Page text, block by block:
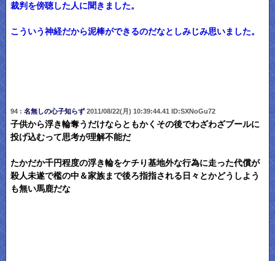
裁判を傍聴した人に聞きました。
こういう神経だから泥棒ができるのだなとしみじみ思いました。
94 : 名無しの心子知らず2011/08/22(月) 10:39:44.41 ID:SXNoGu72
子供から浮き輪奪うだけならともかくその後でわざわざブールに
投げ込むって思考が理解不能だ
たかだか千円程度の浮き輪をケチり基地外な行為に走った代償が
殺人未遂で檻の中＆家族まで後ろ指指される日々とかどうしよう
も無い馬鹿だな